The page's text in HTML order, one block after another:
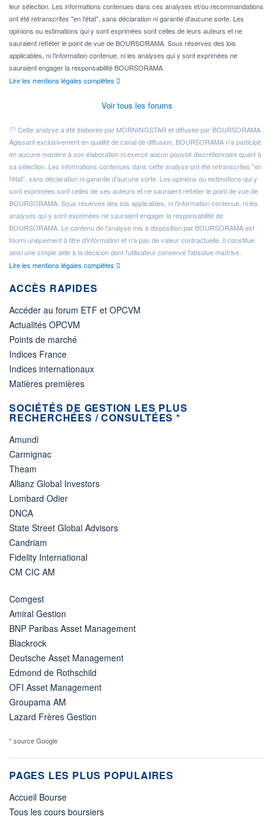
leur sélection. Les informations contenues dans ces analyses et/ou recommandations
ont été retranscrites "en l'état", sans déclaration ni garantie d'aucune sorte. Les
opinions ou estimations qui y sont exprimées sont celles de leurs auteurs et ne
sauraient refléter le point de vue de BOURSORAMA. Sous réserves des lois
applicables, ni l'information contenue, ni les analyses qui y sont exprimées ne
sauraient engager la responsabilité BOURSORAMA.
Lire les mentions légales complètes
Voir tous les forums
(1) Cette analyse a été élaborée par MORNINGSTAR et diffusée par BOURSORAMA .
Agissant exclusivement en qualité de canal de diffusion, BOURSORAMA n'a participé
en aucune manière à son élaboration ni exercé aucun pouvoir discrétionnaire quant à
sa sélection. Les informations contenues dans cette analyse ont été retranscrites "en
l'état", sans déclaration ni garantie d'aucune sorte. Les opinions ou estimations qui y
sont exprimées sont celles de ses auteurs et ne sauraient refléter le point de vue de
BOURSORAMA. Sous réserves des lois applicables, ni l'information contenue, ni les
analyses qui y sont exprimées ne sauraient engager la responsabilité de
BOURSORAMA. Le contenu de l'analyse mis à disposition par BOURSORAMA est
fourni uniquement à titre d'information et n'a pas de valeur contractuelle. Il constitue
ainsi une simple aide à la décision dont l'utilisateur conserve l'absolue maîtrise.
Lire les mentions légales complètes
ACCÈS RAPIDES
Accéder au forum ETF et OPCVM
Actualités OPCVM
Points de marché
Indices France
Indices internationaux
Matières premières
SOCIÉTÉS DE GESTION LES PLUS
RECHERCHÉES / CONSULTÉES *
Amundi
Carmignac
Theam
Allianz Global Investors
Lombard Odier
DNCA
State Street Global Advisors
Candriam
Fidelity International
CM CIC AM
Comgest
Amiral Gestion
BNP Paribas Asset Management
Blackrock
Deutsche Asset Management
Edmond de Rothschild
OFI Asset Management
Groupama AM
Lazard Frères Gestion
* source Google
PAGES LES PLUS POPULAIRES
Accueil Bourse
Tous les cours boursiers